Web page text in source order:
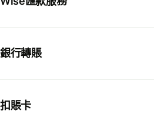
銀行轉賬
扣賬卡